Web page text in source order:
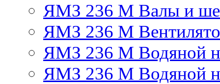
ЯМЗ 236 М Валы и
ЯМЗ 236 М
ЯМЗ 236 М Водяной
ЯМЗ 236 М Водяной